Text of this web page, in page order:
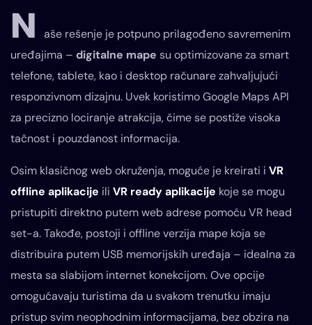
N
aše rešenje je potpuno prilagođeno savremenim
uređajima – digitalne mape su optimizovane za smart
telefone, tablete, kao i desktop računare zahvaljujući
responzivnom dizajnu. Uvek koristimo Google Maps API
za precizno lociranje atrakcija, čime se postiže visoka
tačnost i pouzdanost informacija.
Osim klasičnog web okruženja, moguće je kreirati i VR
offline aplikacije ili VR ready aplikacije koje se mogu
pristupiti direktno putem web adrese pomoću VR head
set-a. Takođe, postoji i offline verzija mape koja se
distribuira putem USB memorijskih uređaja – idealna za
mesta sa slabijom internet konekcijom. Ove opcije
omogućavaju turistima da u svakom trenutku imaju
pristup svim neophodnim informacijama, bez obzira na